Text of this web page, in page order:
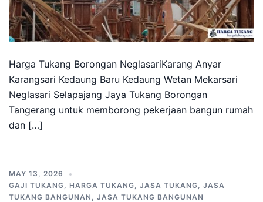
Harga Tukang Borongan NeglasariKarang Anyar
Karangsari Kedaung Baru Kedaung Wetan Mekarsari
Neglasari Selapajang Jaya Tukang Borongan
Tangerang untuk memborong pekerjaan bangun rumah
dan […]
MAY 13, 2026
GAJI TUKANG, HARGA TUKANG, JASA TUKANG, JASA
TUKANG BANGUNAN , JASA TUKANG BANGUNAN